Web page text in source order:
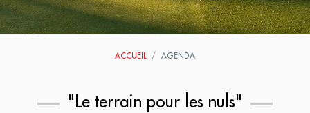
ACCUEIL AGENDA
"Le terrain pour les nuls"